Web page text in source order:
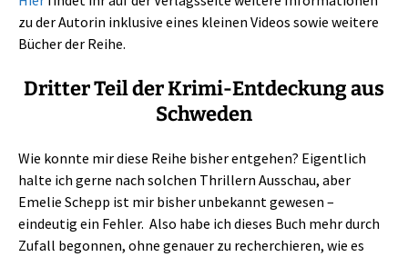
zu der Autorin inklusive eines kleinen Videos sowie weitere
Bücher der Reihe.
Dritter Teil der Krimi-Entdeckung aus
Schweden
Wie konnte mir diese Reihe bisher entgehen? Eigentlich
halte ich gerne nach solchen Thrillern Ausschau, aber
Emelie Schepp ist mir bisher unbekannt gewesen –
eindeutig ein Fehler. Also habe ich dieses Buch mehr durch
Zufall begonnen, ohne genauer zu recherchieren, wie es